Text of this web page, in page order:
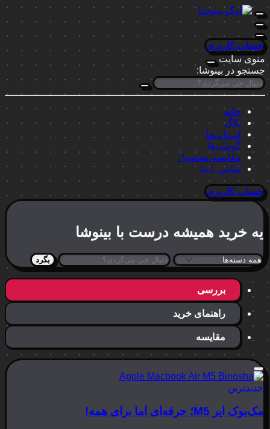
حساب کاربری
منوی سایت
جستجو در بینوشا:
خانه
بلاگ
لپ‌تاپ‌ها
گوشی‌ها
مقایسه محصول
تماس با ما
حساب کاربری
یه خرید همیشه درست با بینوشا
بگرد
بررسی
راهنمای خرید
مقایسه
جدیدترین
مک‌بوک ایر M5؛ حرفه‌ای اما برای همه!